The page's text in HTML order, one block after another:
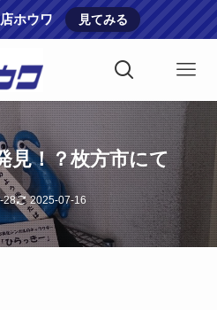
ホウワ 見てみる
見！？枚方市にて
28 2025-07-16